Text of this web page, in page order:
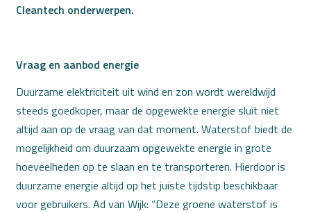
Cleantech onderwerpen.
Vraag en aanbod energie
Duurzame elektriciteit uit wind en zon wordt wereldwijd
steeds goedkoper, maar de opgewekte energie sluit niet
altijd aan op de vraag van dat moment. Waterstof biedt de
mogelijkheid om duurzaam opgewekte energie in grote
hoeveelheden op te slaan en te transporteren. Hierdoor is
duurzame energie altijd op het juiste tijdstip beschikbaar
voor gebruikers. Ad van Wijk: “Deze groene waterstof is